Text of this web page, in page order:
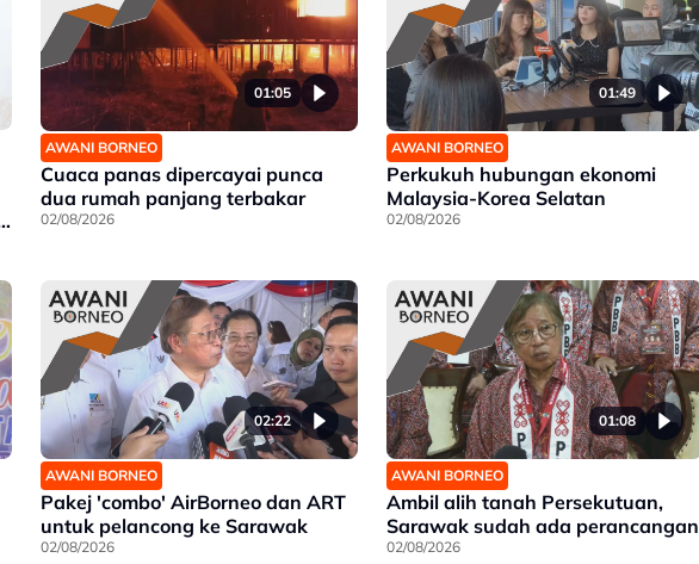
01:05
AWANI BORNEO
Cuaca panas dipercayai punca
dua rumah panjang terbakar
02/08/2026
01:49
AWANI BORNEO
Perkukuh hubungan ekonomi
Malaysia-Korea Selatan
02/08/2026
02:22
AWANI BORNEO
Pakej 'combo' AirBorneo dan ART
untuk pelancong ke Sarawak
02/08/2026
01:08
AWANI BORNEO
Ambil alih tanah Persekutuan,
Sarawak sudah ada perancangan
02/08/2026